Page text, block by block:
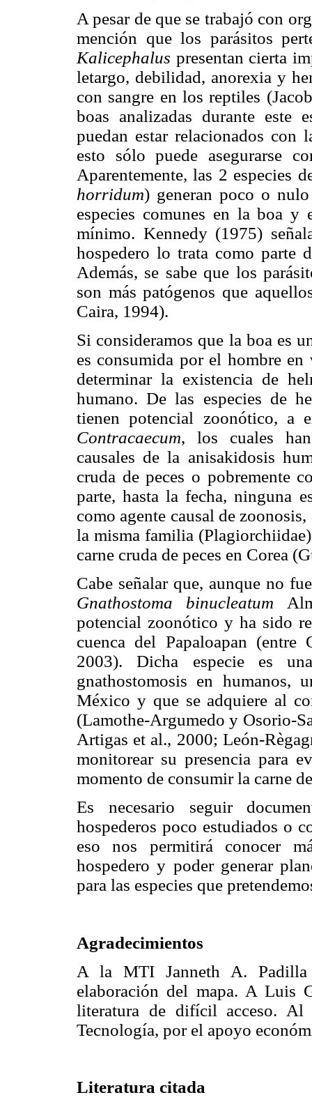
A pesar de que se trabajó con
mención que los parásitos
Kalicephalus presentan cierta
letargo, debilidad, anorexia y
con sangre en los reptiles
boas analizadas durante este
puedan estar relacionados con
esto sólo puede asegurarse
Aparentemente, las 2 especies
horridum) generan poco o
especies comunes en la boa y
mínimo. Kennedy (1975)
hospedero lo trata como parte
Además, se sabe que los
son más patógenos que
Caira, 1994).
Si consideramos que la boa es
es consumida por el hombre
determinar la existencia de
humano. De las especies de
tienen potencial zoonótico, a
Contracaecum, los cuales
causales de la anisakidosis
cruda de peces o pobremente
parte, hasta la fecha, ninguna
como agente causal de
la misma familia
carne cruda de peces en Corea
Cabe señalar que, aunque no
Gnathostoma binucleatum
potencial zoonótico y ha sido
cuenca del Papaloapan (entre
2003). Dicha especie es
gnathostomosis en humanos,
México y que se adquiere al
(Lamothe-Argumedo y Osorio-
Artigas et al., 2000; León-
monitorear su presencia para
momento de consumir la carne
Es necesario seguir
hospederos poco estudiados o
eso nos permitirá conocer
hospedero y poder generar
para las especies que
Agradecimientos
A la MTI Janneth A.
elaboración del mapa. A Luis
literatura de difícil acceso. Al
Tecnología, por el apoyo
Literatura citada